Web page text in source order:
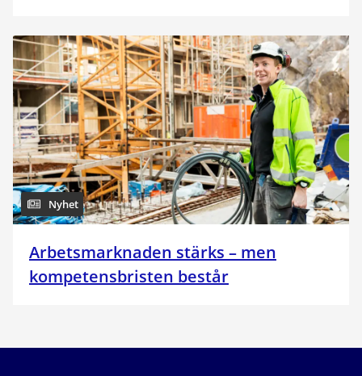
Nyhet
Arbetsmarknaden stärks – men
kompetensbristen består